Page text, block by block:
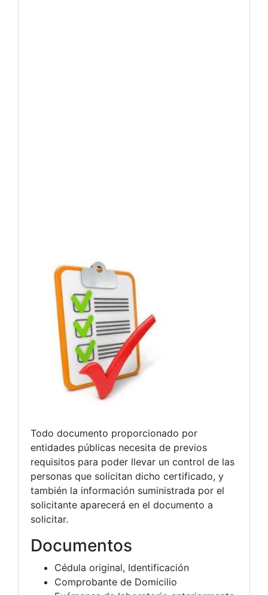
Todo documento proporcionado por
entidades públicas necesita de previos
requisitos para poder llevar un control de las
personas que solicitan dicho certificado, y
también la información suministrada por el
solicitante aparecerá en el documento a
solicitar.
Documentos
Cédula original, Identificación
Comprobante de Domicilio